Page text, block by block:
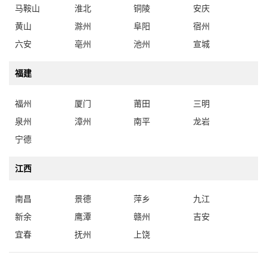
马鞍山
淮北 铜陵
安庆
黄山
滁州 阜阳
宿州
六安
亳州 池州 宣城
福建
福州 厦门 莆田
三明
泉州
漳州 南平
龙岩
宁德
江西
南昌 景德 萍乡
九江
新余
鹰潭 赣州
吉安
宜春
抚州 上饶